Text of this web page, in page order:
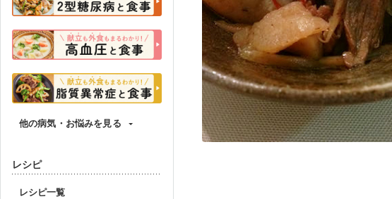
他の病気・お悩みを見る
レシピ
レシピ一覧